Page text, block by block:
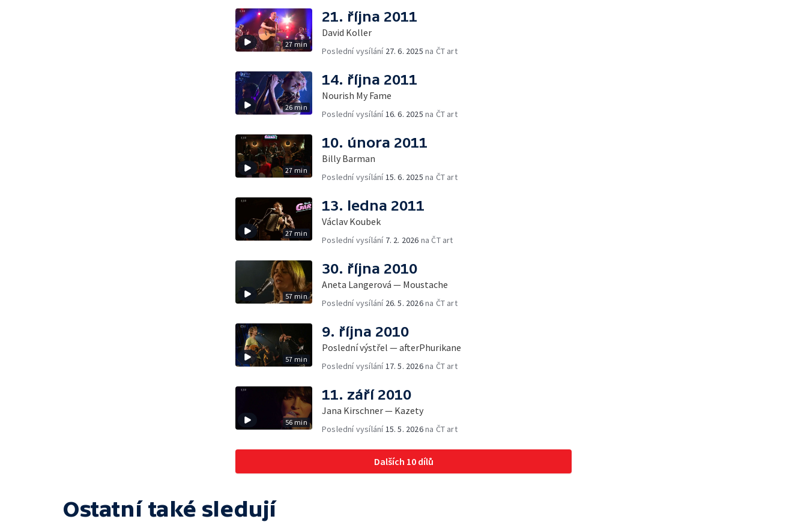
27 min
21. října 2011
David Koller
Poslední vysílání 27. 6. 2025 na ČT art
26 min
14. října 2011
Nourish My Fame
Poslední vysílání 16. 6. 2025 na ČT art
27 min
10. února 2011
Billy Barman
Poslední vysílání 15. 6. 2025 na ČT art
27 min
13. ledna 2011
Václav Koubek
Poslední vysílání 7. 2. 2026 na ČT art
57 min
30. října 2010
Aneta Langerová — Moustache
Poslední vysílání 26. 5. 2026na ČT art
57 min
9. října 2010
Poslední výstřel — afterPhurikane
Poslední vysílání 17. 5. 2026na ČT art
56 min
11. září 2010
Jana Kirschner — Kazety
Poslední vysílání 15. 5. 2026na ČT art
Dalších 10 dílů
Ostatní také sledují